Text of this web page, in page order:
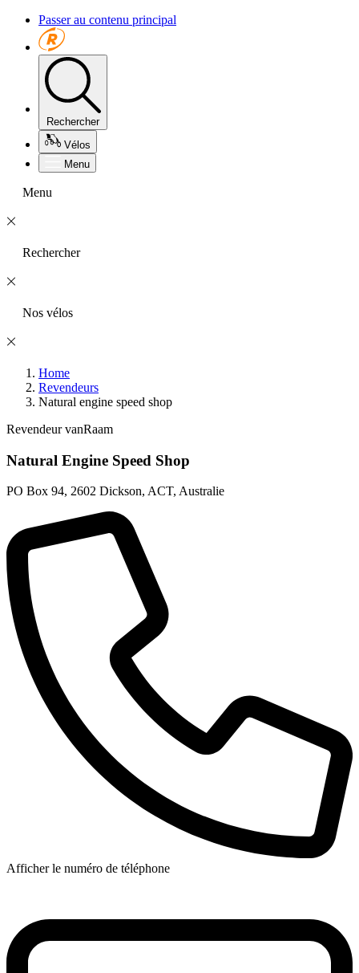
Passer au contenu principal
Rechercher
Vélos
Menu
Menu
Rechercher
Nos vélos
Home
Revendeurs
Natural engine speed shop
Revendeur vanRaam
Natural Engine Speed Shop
PO Box 94, 2602 Dickson, ACT, Australie
Afficher le numéro de téléphone